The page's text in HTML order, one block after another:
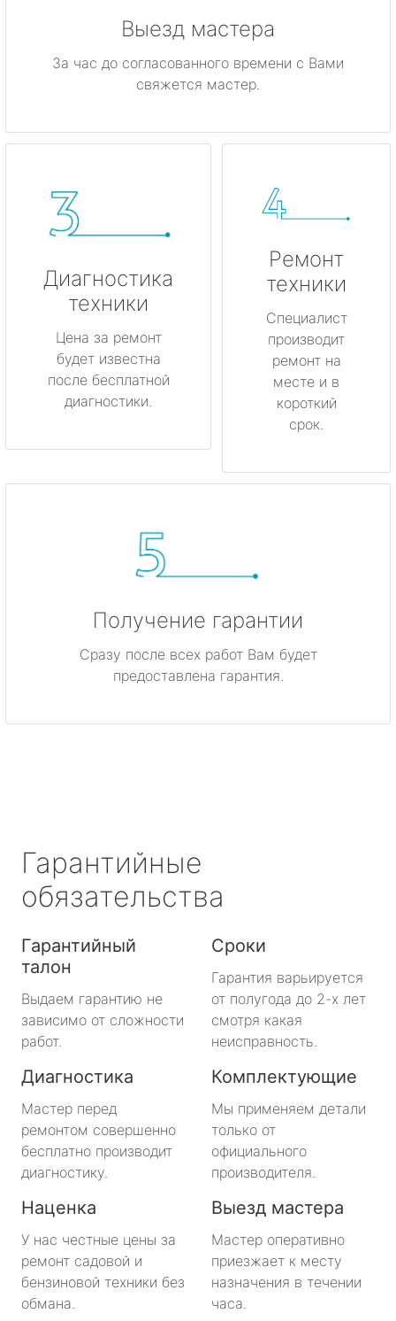
Выезд мастера
За час до согласованного времени с Вами
свяжется мастер.
Диагностика
техники
Цена за ремонт
будет известна
после бесплатной
диагностики.
Ремонт
техники
Специалист
производит
ремонт на
месте и в
короткий
срок.
Получение гарантии
Сразу после всех работ Вам будет
предоставлена гарантия.
Гарантийные
обязательства
Гарантийный
талон
Выдаем гарантию не
зависимо от сложности
работ.
Сроки
Гарантия варьируется
от полугода до 2-х лет
смотря какая
неисправность.
Диагностика
Мастер перед
ремонтом совершенно
бесплатно производит
диагностику.
Комплектующие
Мы применяем детали
только от
официального
производителя.
Наценка
У нас честные цены за
ремонт садовой и
бензиновой техники без
обмана.
Выезд мастера
Мастер оперативно
приезжает к месту
назначения в течении
часа.